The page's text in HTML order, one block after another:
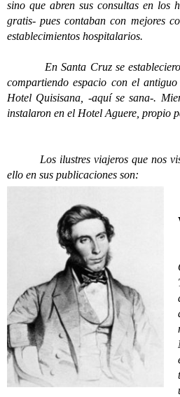
sino que abren sus consultas en los
gratis- pues contaban con mejores
establecimientos hospitalarios.
En Santa Cruz se establecieron
compartiendo espacio con el
Hotel Quisisana, -aquí se sana-.
instalaron en el Hotel Aguere, propio
Los ilustres viajeros que nos
ello en sus publicaciones son: